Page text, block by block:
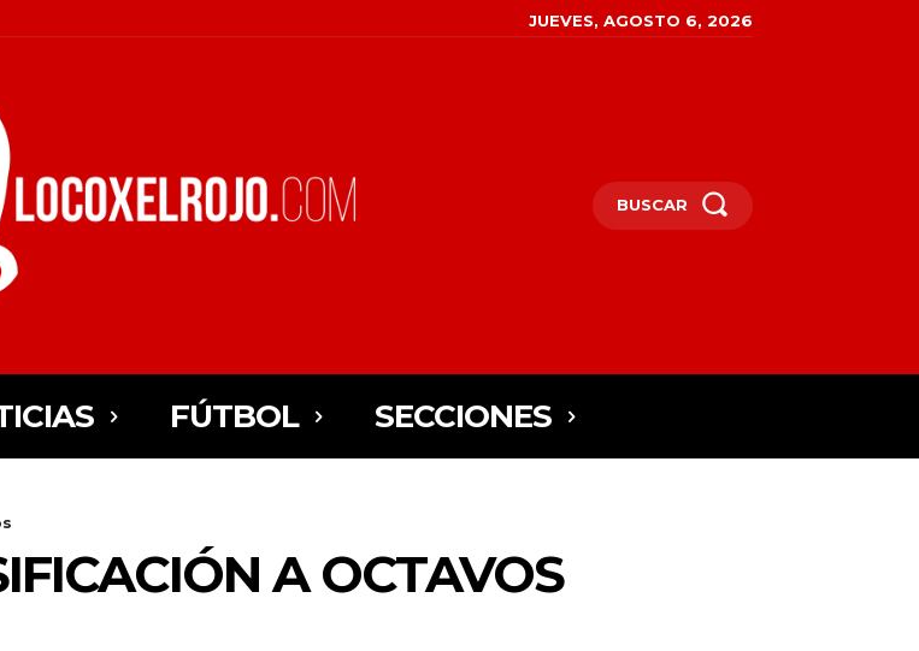
JUEVES, AGOSTO 6, 2026
BUSCAR
FÚTBOL SECCIONES
A OCTAVOS